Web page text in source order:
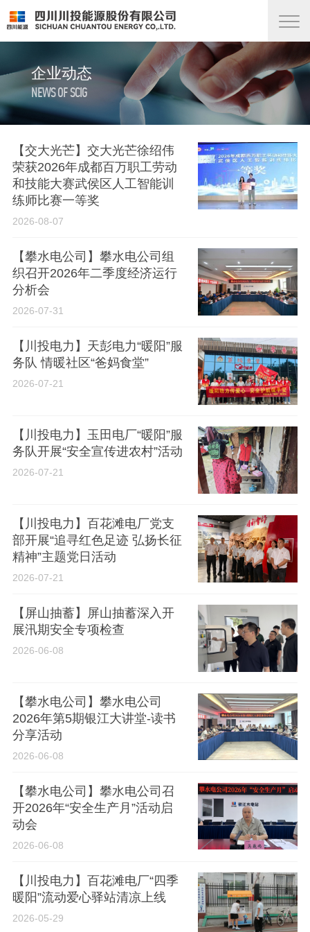
企业动态
NEWS OF SCIG
【交大光芒】交大光芒徐绍伟
荣获2026年成都百万职工劳动
和技能大赛武侯区人工智能训
练师比赛一等奖
2026-08-07
【攀水电公司】攀水电公司组
织召开2026年二季度经济运行
分析会
2026-07-31
【川投电力】天彭电力“暖阳”服
务队 情暖社区“爸妈食堂”
2026-07-21
【川投电力】玉田电厂“暖阳”服
务队开展“安全宣传进农村”活动
2026-07-21
【川投电力】百花滩电厂党支
部开展“追寻红色足迹 弘扬长征
精神”主题党日活动
2026-07-21
【屏山抽蓄】屏山抽蓄深入开
展汛期安全专项检查
2026-06-08
【攀水电公司】攀水电公司
2026年第5期银江大讲堂-读书
分享活动
2026-06-08
【攀水电公司】攀水电公司召
开2026年“安全生产月”活动启
动会
2026-06-08
【川投电力】百花滩电厂“四季
暖阳”流动爱心驿站清凉上线
2026-05-29